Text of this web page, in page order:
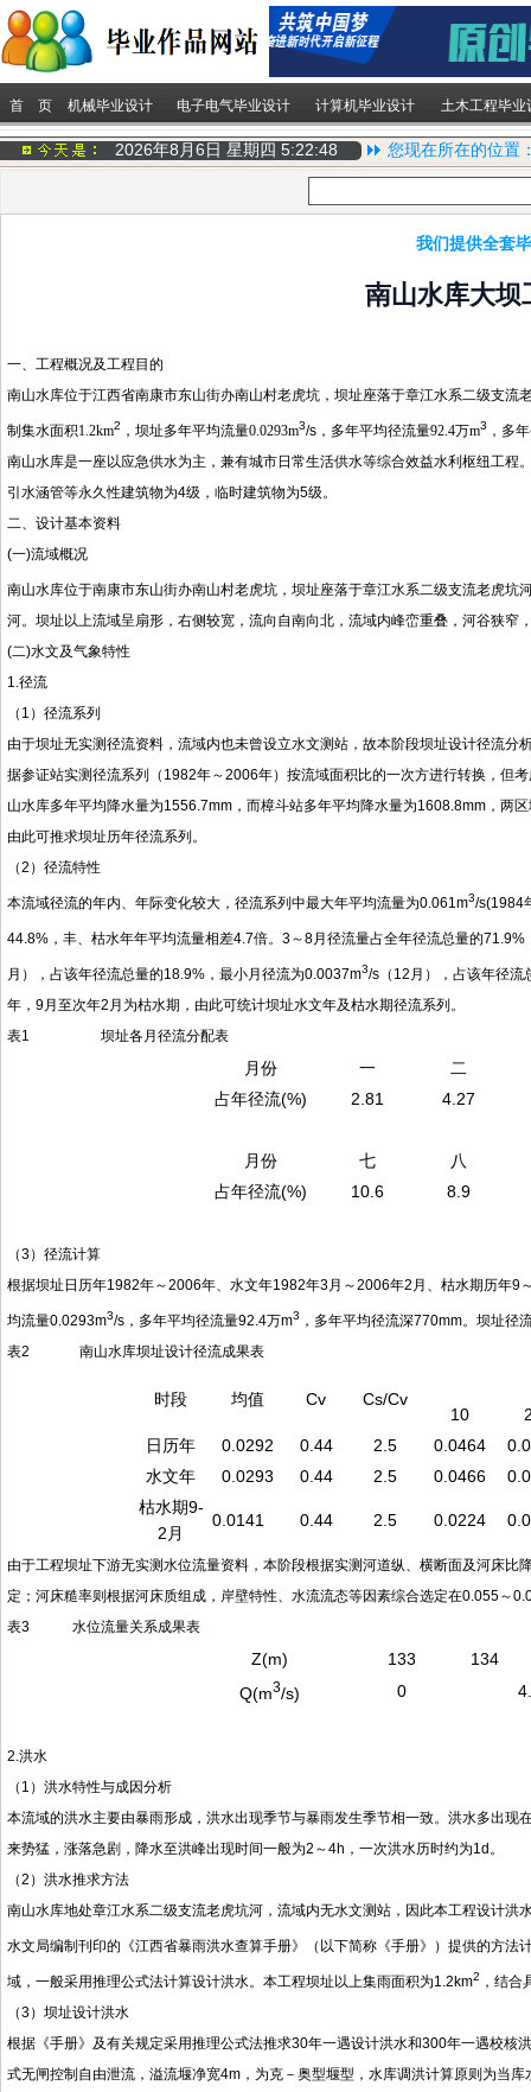
首 页 机械毕业设计 电子电气毕业设计 计算机毕业设计 土木工程毕业
2026年8月6日 星期四 5:22:49 您现在所在的位置
我们提供全套
南山水库大坝
一、工程概况及工程目的
南山水库位于江西省南康市东山街办南山村老虎坑，坝址座落于章江水系二级支流
制集水面积1.2km2 ，坝址多年平均流量0.0293m3/s，多年平均径流量92.4万m3 ，多
南山水库是一座以应急供水为主，兼有城市日常生活供水等综合效益水利枢纽工
引水涵管等永久性建筑物为4级，临时建筑物为5级。
二、设计基本资料
(一)流域概况
南山水库位于南康市东山街办南山村老虎坑，坝址座落于章江水系二级支流老虎坑
河。坝址以上流域呈扇形，右侧较宽，流向自南向北，流域内峰峦重叠，河谷狭窄
(二)水文及气象特性
1.径流
（1）径流系列
由于坝址无实测径流资料，流域内也未曾设立水文测站，故本阶段坝址设计径流
据参证站实测径流系列（1982年～2006年）按流域面积比的一次方进行转换，但
山水库多年平均降水量为1556.7mm，而樟斗站多年平均降水量为1608.8mm，两
由此可推求坝址历年径流系列。
（2）径流特性
本流域径流的年内、年际变化较大，径流系列中最大年平均流量为0.061m3/s(1984
44.8%，丰、枯水年年平均流量相差4.7倍。3～8月径流量占全年径流总量的
月），占该年径流总量的18.9%，最小月径流为0.0037m3/s（12月），占该年径流
年，9月至次年2月为枯水期，由此可统计坝址水文年及枯水期径流系列。
表1 坝址各月径流分配表
月份 一
二
占年径流(%)
2.81 4.27
月份 七
八
占年径流(%)
10.6 8.9
（3）径流计算
根据坝址日历年1982年～2006年、水文年1982年3月～2006年2月、枯水期历年
均流量0.0293m3/s，多年平均径流量92.4万m3 ，多年平均径流深770mm。坝址径
表2 南山水库坝址设计径流成果表
时段 均值 Cv
Cs/Cv
10
日历年
0.0292 0.44 2.5 0.0464
水文年
0.0293 0.44 2.5 0.0466
枯水期9-
2月
0.0141 0.44 2.5 0.0224
由于工程坝址下游无实测水位流量资料，本阶段根据实测河道纵、横断面及河床
定；河床糙率则根据河床质组成，岸壁特性、水流流态等因素综合选定在0.055～
表3 水位流量关系成果表
Z(m) 133
134
Q(m3/s) 0
2.洪水
（1）洪水特性与成因分析
本流域的洪水主要由暴雨形成，洪水出现季节与暴雨发生季节相一致。洪水多出
来势猛，涨落急剧，降水至洪峰出现时间一般为2～4h，一次洪水历时约为1d。
（2）洪水推求方法
南山水库地处章江水系二级支流老虎坑河，流域内无水文测站，因此本工程设计
水文局编制刊印的《江西省暴雨洪水查算手册》（以下简称《手册》）提供的方
域，一般采用推理公式法计算设计洪水。本工程坝址以上集雨面积为1.2km2 ，结
（3）坝址设计洪水
根据《手册》及有关规定采用推理公式法推求30年一遇设计洪水和300年一遇校
式无闸控制自由泄流，溢流堰净宽4m，为克－奥型堰型，水库调洪计算原则为当